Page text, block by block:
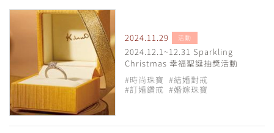
2024.11.29 活動
2024.12.1~12.31 Sparkling
Christmas 幸福聖誕抽獎活動
#時尚珠寶 #結婚對戒
#訂婚鑽戒 #婚嫁珠寶